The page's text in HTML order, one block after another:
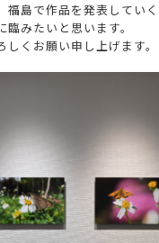
福島で作品を発表してい
みたいと思います。
しくお願い申し上げます。